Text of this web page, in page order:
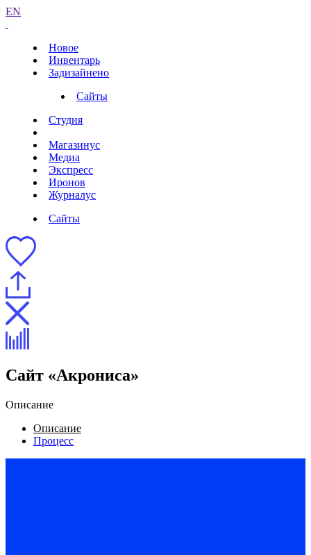
EN
Новое
Инвентарь
Задизайнено
Сайты
Студия
Магазинус
Медиа
Экспресс
Иронов
Журналус
Сайты
Сайт «Акрониса»
Описание
Описание
Процесс